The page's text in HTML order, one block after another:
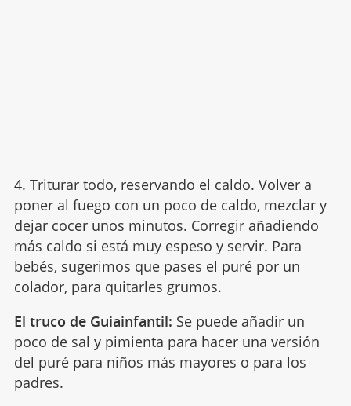
4. Triturar todo, reservando el caldo. Volver a
poner al fuego con un poco de caldo, mezclar y
dejar cocer unos minutos. Corregir añadiendo
más caldo si está muy espeso y servir. Para
bebés, sugerimos que pases el puré por un
colador, para quitarles grumos.
El truco de Guiainfantil: Se puede añadir un
poco de sal y pimienta para hacer una versión
del puré para niños más mayores o para los
padres.